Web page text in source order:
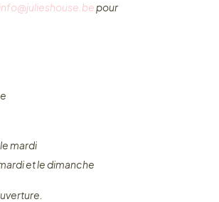
info@julieshouse.bepour
mardi
et le dimanche